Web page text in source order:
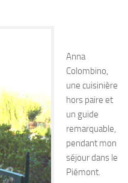
Anna
Colombino,
une cuisinière
hors paire et
un guide
remarquable,
pendant mon
séjour dans le
Piémont.